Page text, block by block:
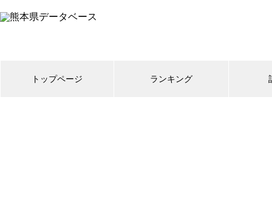
トップページ ランキング